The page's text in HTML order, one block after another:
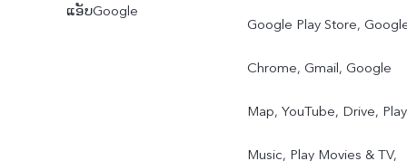
ແອັບGoogle
Google Play Store,
Chrome, Gmail, Google
Map, YouTube, Drive, Play
Music, Play Movies & TV,